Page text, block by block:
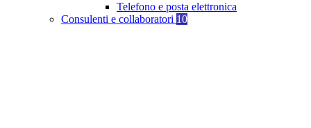
Telefono e posta elettronica
Consulenti e collaboratori 10